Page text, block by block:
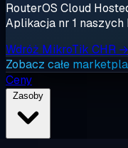
RouterOS Cloud
Aplikacja nr 1 naszych
Wdróż MikroTik CHR →
Zobacz całe
Ceny